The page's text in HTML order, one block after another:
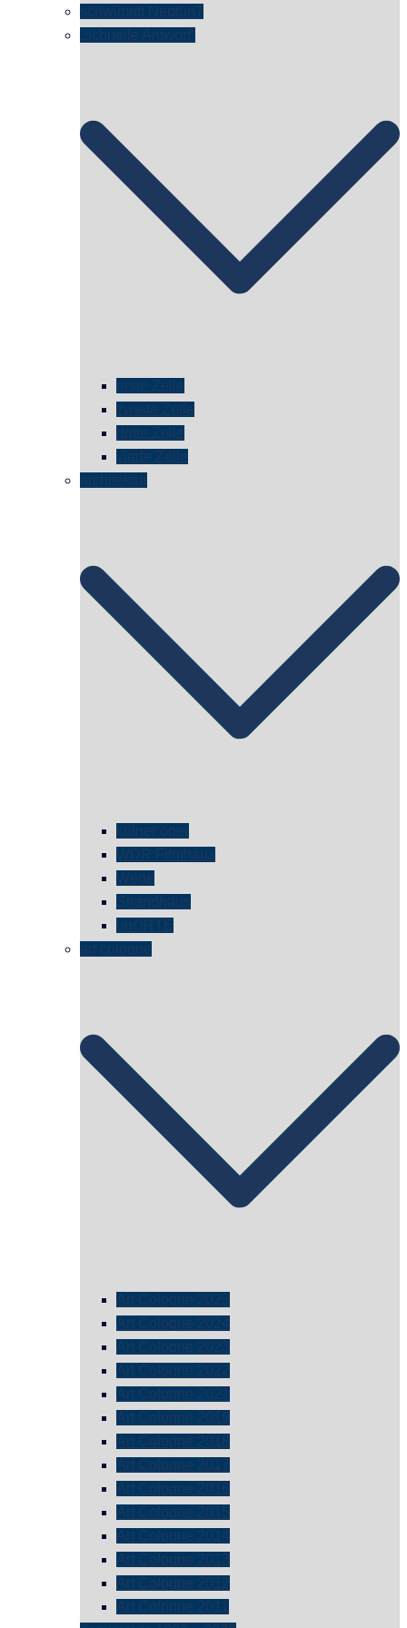
schwimmt Neptun?
„schnelle Antwort“
erste Zelle
zweite Zelle
dritte Zelle
vierte Zelle
architektur
kölner oper
WDR Filmhaus
Wege
Strandhaus
unORTE
art cologne
Art Cologne 2025
Art Cologne 2024
Art Cologne 2023
Art Cologne 2022
Art Cologne 2021
Art Cologne 2019
Art Cologne 2018
Art Cologne 2017
Art Cologne 2016
Art Cologne 2015
Art Cologne 2014
Art Cologne 2013
Art Cologne 2012
Art Cologne 2011